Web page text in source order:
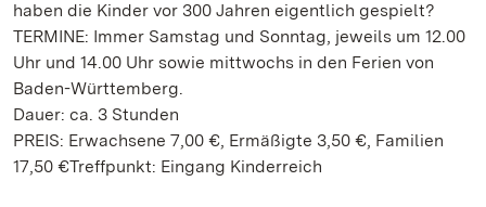
haben die Kinder vor 300 Jahren eigentlich gespielt?
TERMINE: Immer Samstag und Sonntag, jeweils um 12.00
Uhr und 14.00 Uhr sowie mittwochs in den Ferien von
Baden-Württemberg.
Dauer: ca. 3 Stunden
PREIS: Erwachsene 7,00 €, Ermäßigte 3,50 €, Familien
17,50 €Treffpunkt: Eingang Kinderreich